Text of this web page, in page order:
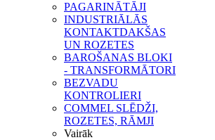
PAGARINĀTĀJI
INDUSTRIĀLĀS
KONTAKTDAKŠAS
UN ROZETES
BAROŠANAS BLOKI
- TRANSFORMĀTORI
BEZVADU
KONTROLIERI
COMMEL SLĒDŽI,
ROZETES, RĀMJI
Vairāk